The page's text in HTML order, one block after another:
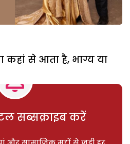
कहां से आता है, भाग्य या
सब्सक्राइब करें